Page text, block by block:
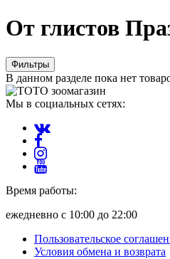
От глистов
Фильтры
В данном разделе пока нет
Мы в социальных сетях:
Время работы:
ежедневно с 10:00 до 22:00
Пользовательское
Условия обмена и возврата